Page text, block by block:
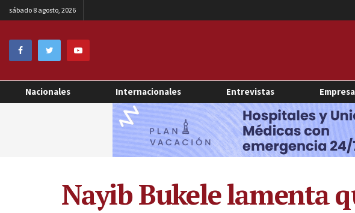
sábado 8 agosto, 2026
Nacionales Internacionales Entrevistas
Nayib Bukele lamenta